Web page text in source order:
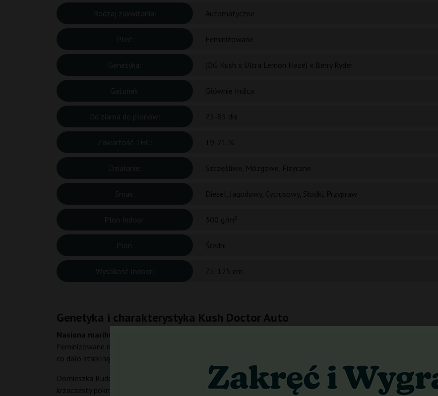
Rodzaj zakwitania:
Płeć:
Genetyka:
Gatunek:
Od ziarna do plonów:
Zawartość THC:
Działanie:
Smak:
Plon Indoor:
Plon:
Wysokość Indoor:
Genetyka i charakterystyka Kush Doctor Auto
Nasiona marihuany Kush Doctor Auto
od Auto Seeds to feminizowana, samokwitnąca odmiana, która łączy w
Feminizowane nasiona marihuany zapewniają wysoką jednolitość i ułatwiają uprawę. Odmiana powstała ze
co dało stabilną genetykę o wysokiej wydajności.
Domieszka Ruderalis zapewnia automatyczne kwitnienie. Moc genów OG Kush nadaje roślinom wyjątkowy
krzaczasty pokrój, który doskonale sprawdza się w ograniczonej przestrzeni – indoor osiąga 75–125 cm